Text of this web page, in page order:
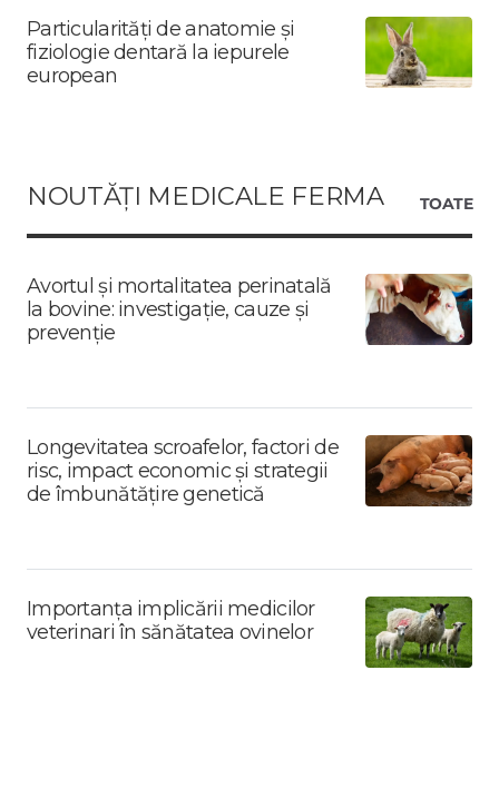
Particularități de anatomie și
fiziologie dentară la iepurele
european
NOUTĂȚI MEDICALE FERMA TOATE
Avortul și mortalitatea perinatală
la bovine: investigație, cauze și
prevenție
Longevitatea scroafelor, factori de
risc, impact economic și strategii
de îmbunătățire genetică
Importanța implicării medicilor
veterinari în sănătatea ovinelor